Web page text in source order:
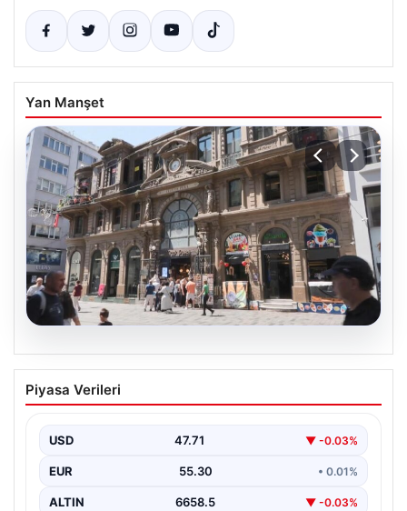
Yan Manşet
08.08.2026
Çiçek Pasajı’nda tartışma yaratan
görüntü
Tartışma Yarattı", "content": "İstanbul’un tarihi
dokusunu yansıtan ve…
Piyasa Verileri
USD 47.71 ▼ -0.03%
EUR 55.30 • 0.01%
ALTIN 6658.5 ▼ -0.03%